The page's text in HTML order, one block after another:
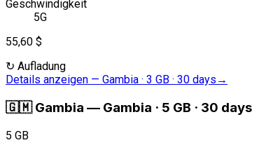
Geschwindigkeit
5G
55,60 $
↻ Aufladung
Details anzeigen — Gambia · 3 GB · 30 days →
🇬🇲 Gambia — Gambia · 5 GB · 30 days
5 GB